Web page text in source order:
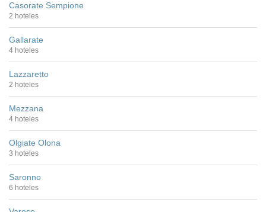
Casorate Sempione
2 hoteles
Gallarate
4 hoteles
Lazzaretto
2 hoteles
Mezzana
4 hoteles
Olgiate Olona
3 hoteles
Saronno
6 hoteles